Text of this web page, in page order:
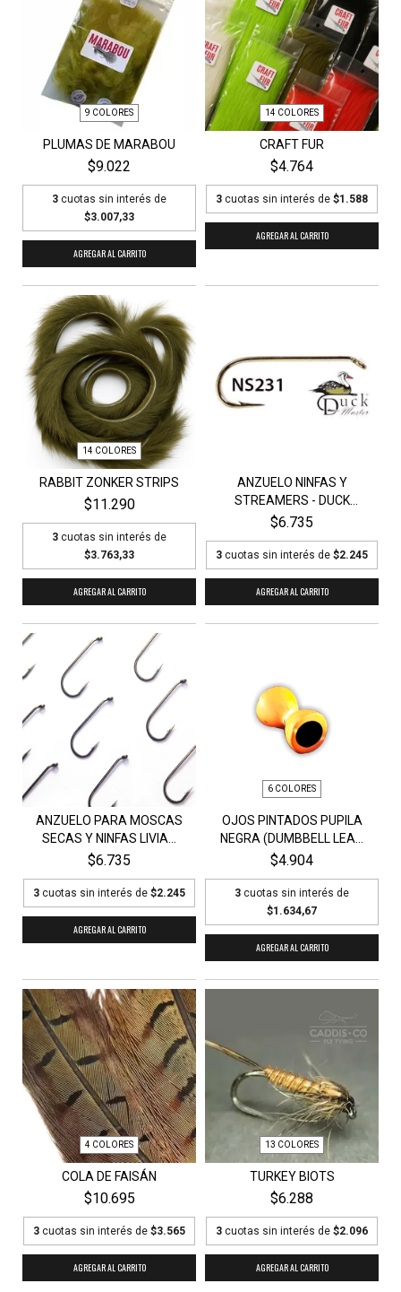
9 COLORES
PLUMAS DE MARABOU
$9.022
3 cuotas sin interés de
$3.007,33
AGREGAR AL CARRITO
14 COLORES
CRAFT FUR
$4.764
3 cuotas sin interés de $1.588
AGREGAR AL CARRITO
14 COLORES
RABBIT ZONKER STRIPS
$11.290
3 cuotas sin interés de
$3.763,33
AGREGAR AL CARRITO
ANZUELO NINFAS Y
STREAMERS - DUCK
MASTER...
$6.735
3 cuotas sin interés de $2.245
AGREGAR AL CARRITO
ANZUELO PARA MOSCAS
SECAS Y NINFAS LIVIA...
$6.735
3 cuotas sin interés de $2.245
AGREGAR AL CARRITO
6 COLORES
OJOS PINTADOS PUPILA
NEGRA (DUMBBELL LEA...
$4.904
3 cuotas sin interés de
$1.634,67
AGREGAR AL CARRITO
4 COLORES
COLA DE FAISÁN
$10.695
3 cuotas sin interés de $3.565
AGREGAR AL CARRITO
13 COLORES
TURKEY BIOTS
$6.288
3 cuotas sin interés de $2.096
AGREGAR AL CARRITO